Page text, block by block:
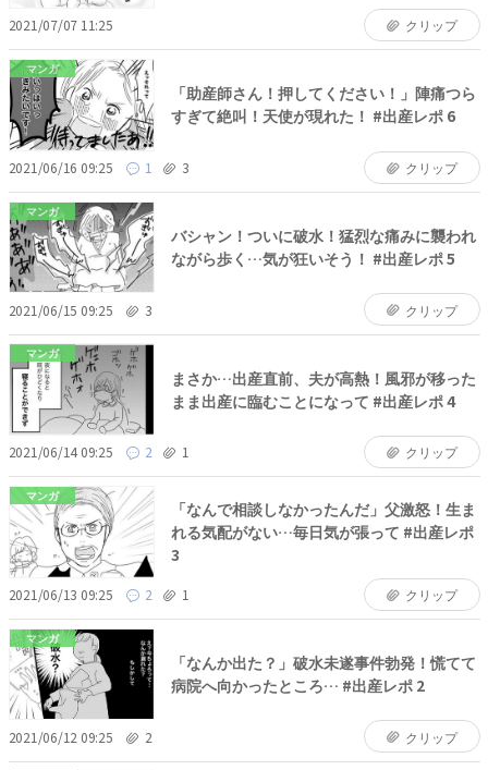
2021/07/07 11:25 クリップ
マンガ
「助産師さん！押してください！」陣痛つら
すぎて絶叫！天使が現れた！ #出産レポ 6
2021/06/16 09:25 1 3 クリップ
マンガ
バシャン！ついに破水！猛烈な痛みに襲われ
ながら歩く…気が狂いそう！ #出産レポ 5
2021/06/15 09:25 3 クリップ
マンガ
まさか…出産直前、夫が高熱！風邪が移った
まま出産に臨むことになって #出産レポ 4
2021/06/14 09:25 2 1 クリップ
マンガ
「なんで相談しなかったんだ」父激怒！生ま
れる気配がない…毎日気が張って #出産レポ
3
2021/06/13 09:25 2 1 クリップ
マンガ
「なんか出た？」破水未遂事件勃発！慌てて
病院へ向かったところ… #出産レポ 2
2021/06/12 09:25 2 クリップ